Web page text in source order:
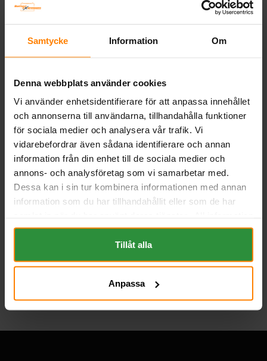
Samtycke Information Om
Denna webbplats använder cookies
Vi använder enhetsidentifierare för att anpassa innehållet
och annonserna till användarna, tillhandahålla funktioner
för sociala medier och analysera vår trafik. Vi
vidarebefordrar även sådana identifierare och annan
information från din enhet till de sociala medier och
annons- och analysföretag som vi samarbetar med.
Dessa kan i sin tur kombinera informationen med annan
information som du har tillhandahållit eller som de har
om "Cookies" och ditt val finner du på vår Cookie sida
längst ner i "footern" på sidan.
Tillåt alla
Anpassa
BATTERIEXPRESSEN
Webblager
Stockholm
Köp
Tillbaka